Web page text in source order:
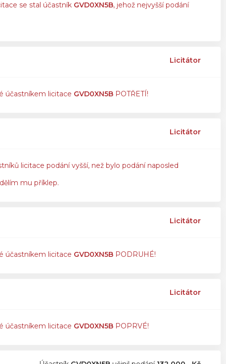
se stal účastník GVD0XN5B, jehož nejvyšší podání
Licitátor
účastníkem licitace GVD0XN5B POTŘETÍ!
Licitátor
licitace podání vyšší, než bylo podání naposled
mu příklep.
Licitátor
účastníkem licitace GVD0XN5B PODRUHÉ!
Licitátor
účastníkem licitace GVD0XN5B POPRVÉ!